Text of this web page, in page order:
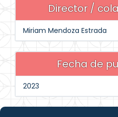
Director /
Miriam Mendoza Estrada
Fecha de
2023